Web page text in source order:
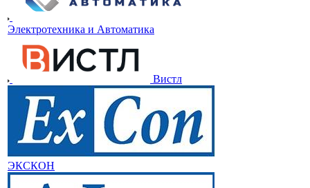
Электротехника и Автоматика
Вистл
ЭКСКОН